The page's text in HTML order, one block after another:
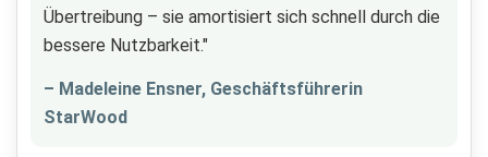
Übertreibung – sie amortisiert sich schnell durch die
bessere Nutzbarkeit."
– Madeleine Ensner, Geschäftsführerin
StarWood